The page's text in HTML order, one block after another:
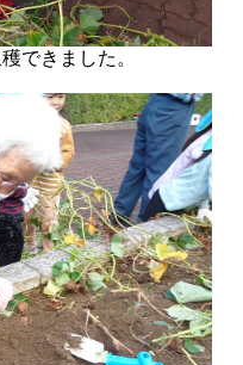
できました。